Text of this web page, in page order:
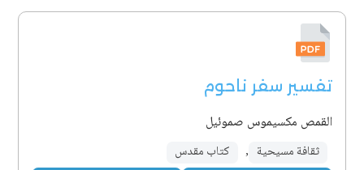
تفسير سفر ناحوم
القمص مكسيموس صموئيل
ثقافة مسيحية , كتاب مقدس